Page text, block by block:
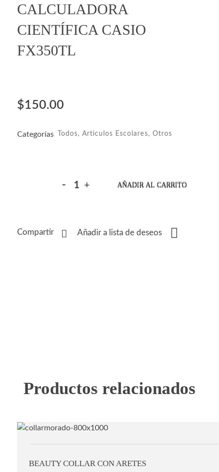
CALCULADORA
CIENTÍFICA CASIO
FX350TL
$150.00
AÑADIR AL CARRITO
Añadir a lista de deseos
Compartir
Categorías Todos,Articulos Escolares, Otros
Productos relacionados
BEAUTY COLLAR CON ARETES